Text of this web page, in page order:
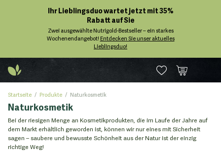
Ihr Lieblingsduo wartet jetzt mit 35%
Rabatt auf Sie
Zwei ausgewählte Nutrigold-Bestseller – ein starkes
Wochenendangebot! Entdecken Sie unser aktuelles
Lieblingsduo!
Startseite Produkte Naturkosmetik
Naturkosmetik
Bei der riesigen Menge an Kosmetikprodukten, die im Laufe der Jahre auf
dem Markt erhältlich geworden ist, können wir nur eines mit Sicherheit
sagen – saubere und bewusste Schönheit aus der Natur ist der einzig
richtige Weg!